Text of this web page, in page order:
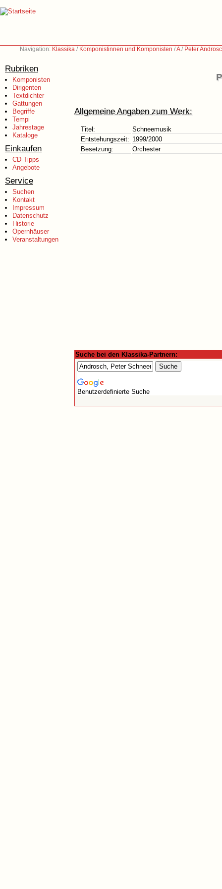
Navigation: Klassika / Komponistinnen und Komponisten /A/ Peter
Rubriken
Komponisten
Dirigenten
Textdichter
Gattungen
Begriffe
Tempi
Jahrestage
Kataloge
Einkaufen
CD-Tipps
Angebote
Service
Suchen
Kontakt
Impressum
Datenschutz
Historie
Opernhäuser
Veranstaltungen
Allgemeine Angaben zum Werk:
Titel:
Schneemusik
Entstehungszeit: 1999/2000
Besetzung:
Orchester
Suche bei den Klassika-Partnern:
Benutzerdefinierte Suche